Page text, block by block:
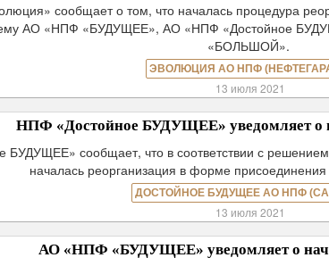
сообщает о том, что началась процедура
АО «НПФ «БУДУЩЕЕ», АО «НПФ «Достойное
«БОЛЬШОЙ».
ЭВОЛЮЦИЯ АО НПФ
13 июля 2021
НПФ «Достойное БУДУЩЕЕ» уведомляет о
сообщает, что в соответствии с
началась реорганизация в форме
ДОСТОЙНОЕ БУДУЩЕЕ АО НПФ
13 июля 2021
АО «НПФ «БУДУЩЕЕ» уведомляет о